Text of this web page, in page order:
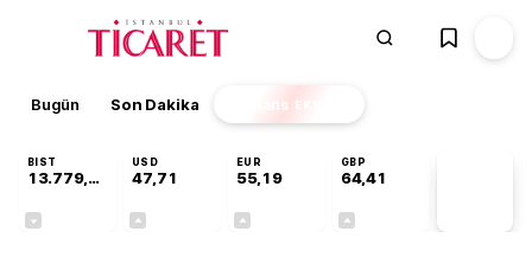
Bugün Son Dakika Finans EKSTRA
BIST
13.779,39
USD
47,71
EUR
55,19
GBP
64,41